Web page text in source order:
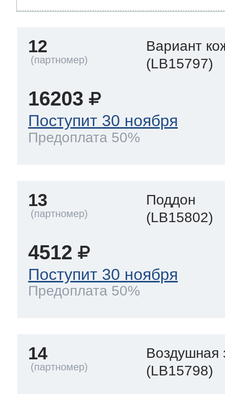
12
Вариант
(LB15797)
16203
Поступит 30 ноября
Предоплата 50%
13
Поддон
(LB15802)
4512
Поступит 30 ноября
Предоплата 50%
14
Воздушная
(LB15798)